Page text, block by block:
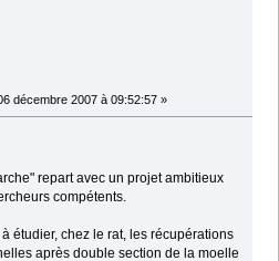
décembre 2007 à 09:52:57 »
repart avec un projet ambitieux
compétents.
étudier, chez le rat, les récupérations
après double section de la moelle